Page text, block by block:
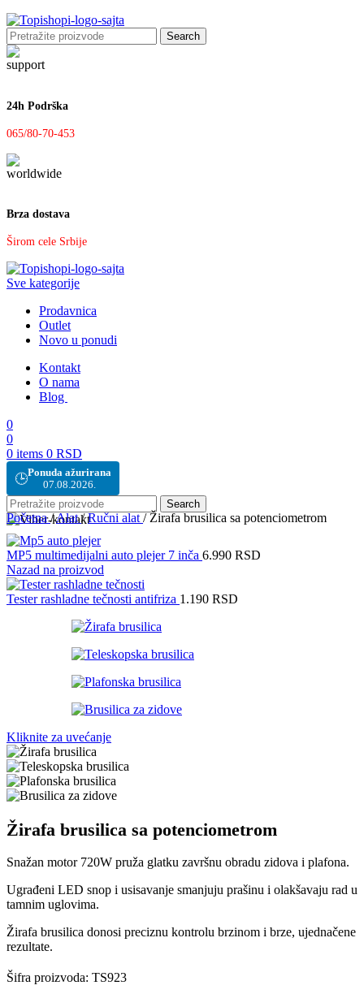
Search
24h Podrška
065/80-70-453
Brza dostava
Širom cele Srbije
Sve kategorije
Prodavnica
Outlet
Novo u ponudi
Kontakt
O nama
Blog
0
0
0 items 0 RSD
🕒Ponuda ažurirana
07.08.2026.
Search
Početna/Alat/ Ručni alat / Žirafa brusilica sa potenciometrom
MP5 multimedijalni auto plejer 7 inča 6.990 RSD
Nazad na proizvod
Tester rashladne tečnosti antifriza 1.190 RSD
Kliknite za uvećanje
Žirafa brusilica sa potenciometrom
Snažan motor 720W pruža glatku završnu obradu zidova i plafona.
Ugrađeni LED snop i usisavanje smanjuju prašinu i olakšavaju rad u
tamnim uglovima.
Žirafa brusilica donosi preciznu kontrolu brzinom i brze, ujednačene
rezultate.
Šifra proizvoda: TS923